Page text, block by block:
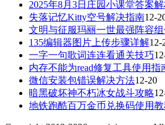
2025年8月3日庄园小课堂答案
失落记忆Kitty空号解决指南12-
文明与征服玛丽一世最强阵容
135编辑器图片上传步骤详解12-
一字一句歌词连连看通关技巧
内存不能为read修复工具使用指
微信安装包错误解决方法12-20
暗黑破坏神不朽冰女战斗攻略
地铁跑酷百万金币兑换码使用教